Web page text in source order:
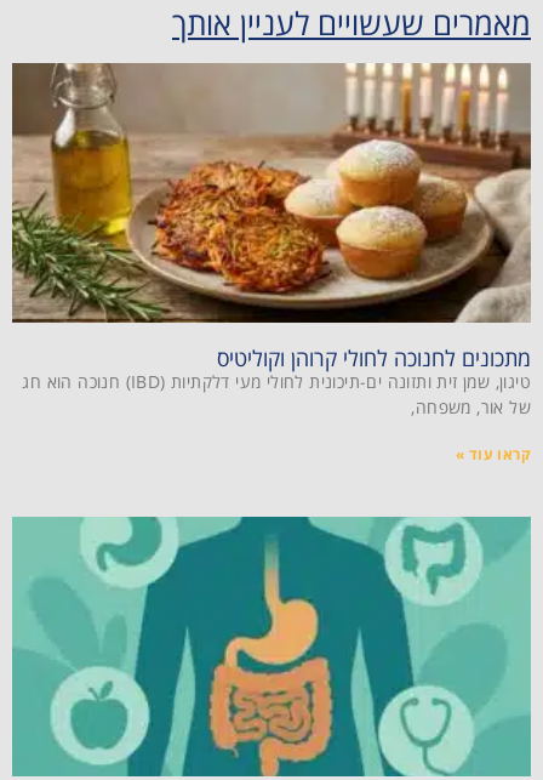
מאמרים שעשויים לעניין אותך
מתכונים לחנוכה לחולי קרוהן וקוליטיס
טיגון, שמן זית ותזונה ים-תיכונית לחולי מעי דלקתיות (IBD) חנוכה הוא חג
של אור, משפחה,
קראו עוד »